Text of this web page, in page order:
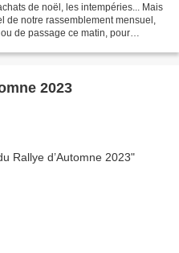
de noël, les intempéries... Mais
de notre rassemblement mensuel,
de passage ce matin, pour
2023